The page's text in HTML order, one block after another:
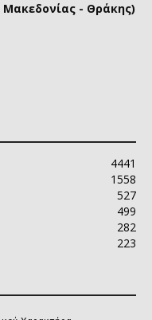
- Θράκης)
4441
1558
527
499
282
223